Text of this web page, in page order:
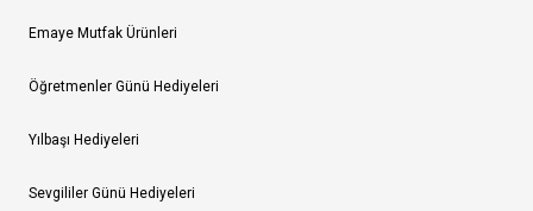
Emaye Mutfak Ürünleri
Öğretmenler Günü Hediyeleri
Yılbaşı Hediyeleri
Sevgililer Günü Hediyeleri